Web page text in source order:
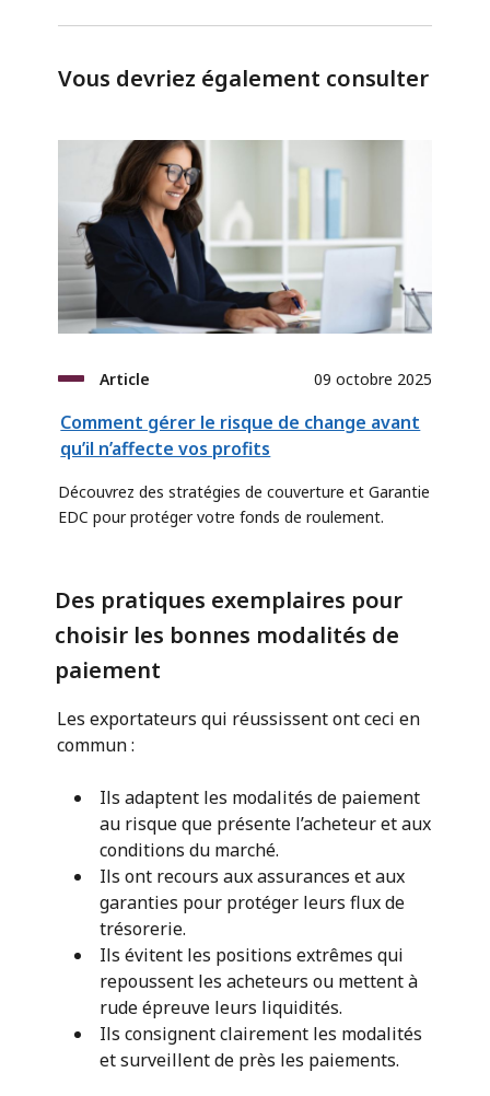
Vous devriez également consulter
Article 09 octobre 2025
Comment gérer le risque de change avant
qu’il n’affecte vos profits
Découvrez des stratégies de couverture et Garantie
EDC pour protéger votre fonds de roulement.
Des pratiques exemplaires pour
choisir les bonnes modalités de
paiement
Les exportateurs qui réussissent ont ceci en
commun :
Ils adaptent les modalités de paiement
au risque que présente l’acheteur et aux
conditions du marché.
Ils ont recours aux assurances et aux
garanties pour protéger leurs flux de
trésorerie.
Ils évitent les positions extrêmes qui
repoussent les acheteurs ou mettent à
rude épreuve leurs liquidités.
Ils consignent clairement les modalités
et surveillent de près les paiements.